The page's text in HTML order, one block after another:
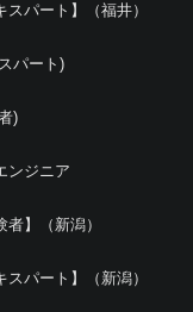
パート】（福井）
パート)
)
ンジニア
】（新潟）
パート】（新潟）